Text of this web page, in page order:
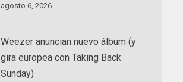
agosto 6, 2026
Weezer anuncian nuevo álbum (y
gira europea con Taking Back
Sunday)